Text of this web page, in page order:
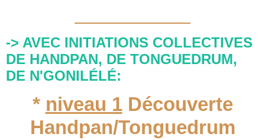
-> AVEC INITIATIONS COLLECTIVES
DE HANDPAN, DE TONGUEDRUM,
DE N'GONILÉLÉ:
* niveau 1Découverte
Handpan/Tonguedrum